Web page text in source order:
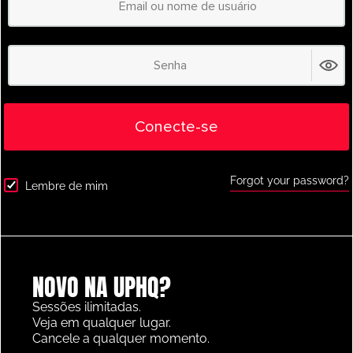
,Youth/Professional
Ucrânia Atividade de tiro de corrida de
terceiro homem
International,Youth/Professional
Jogo de linha 1v1 da Ucrânia
Conecte-se
Lembre de mim Forgot your password?
NOVO NA UPHQ?
Sessões ilimitadas.
Veja em qualquer lugar.
Cancele a qualquer momento.